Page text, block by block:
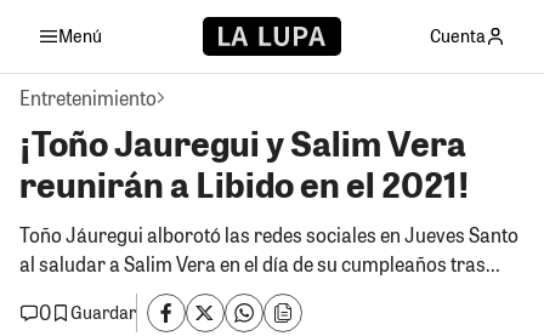
Menú Cuenta
Entretenimiento
¡Toño Jauregui y Salim Vera
reunirán a Libido en el 2021!
Toño Jáuregui alborotó las redes sociales en Jueves Santo
al saludar a Salim Vera en el día de su cumpleaños tras...
0
Guardar